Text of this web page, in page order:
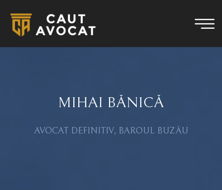
MIHAI BĂNICĂ
AVOCAT DEFINITIV, BAROUL BUZĂU